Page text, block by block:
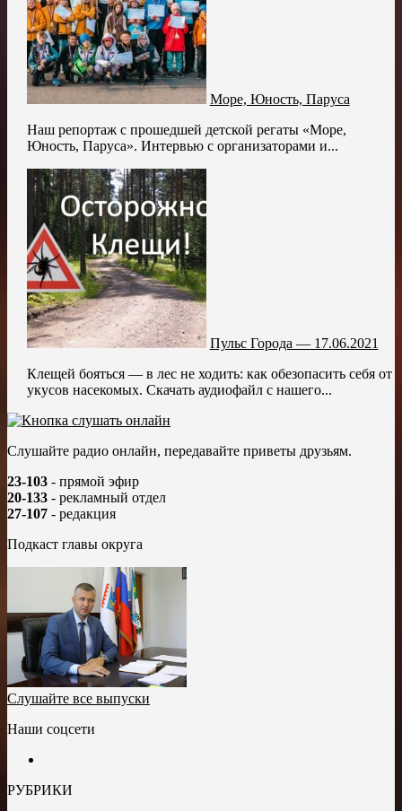
Море, Юность, Паруса
Наш репортаж с прошедшей детской регаты «Море,
Юность, Паруса». Интервью с организаторами и...
Пульс Города — 17.06.2021
Клещей бояться — в лес не ходить: как обезопасить себя от
укусов насекомых. Скачать аудиофайл с нашего...
Слушайте радио онлайн, передавайте приветы друзьям.
23-103 - прямой эфир
20-133 - рекламный отдел
27-107 - редакция
Подкаст главы округа
Слушайте все выпуски
Наши соцсети
РУБРИКИ